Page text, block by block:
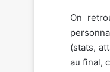
On
(stats,
au final,